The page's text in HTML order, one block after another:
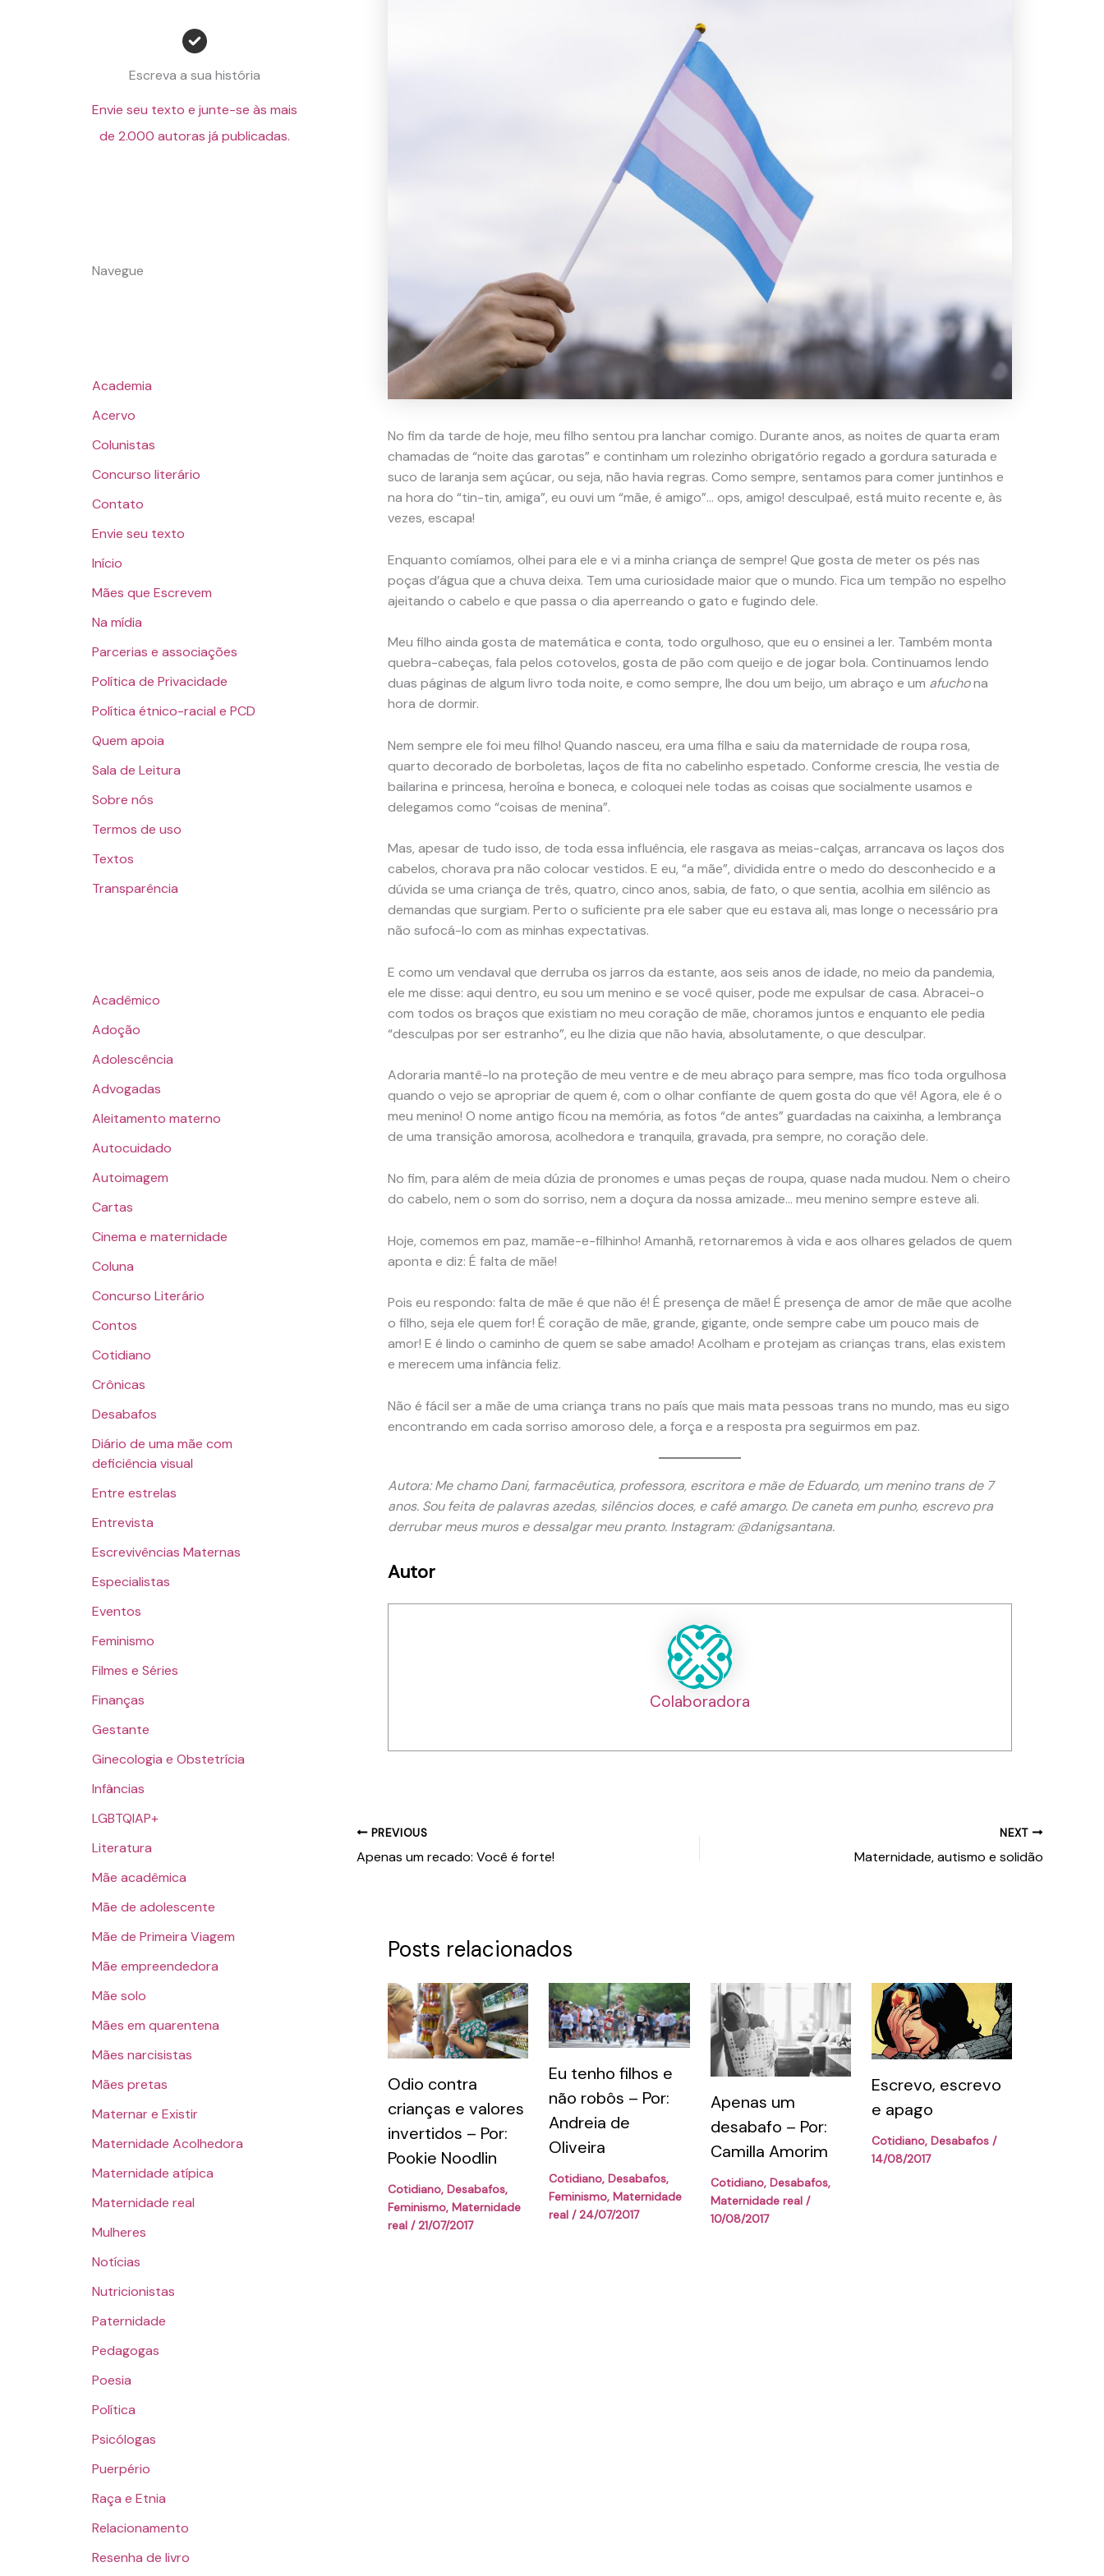
Escreva a sua história
Envie seu texto e junte-se às mais
de 2.000 autoras já publicadas.
Navegue
Academia
Acervo
Colunistas
Concurso literário
Contato
Envie seu texto
Início
Mães que Escrevem
Na mídia
Parcerias e associações
Política de Privacidade
Política étnico-racial e PCD
Quem apoia
Sala de Leitura
Sobre nós
Termos de uso
Textos
Transparência
Acadêmico
Adoção
Adolescência
Advogadas
Aleitamento materno
Autocuidado
Autoimagem
Cartas
Cinema e maternidade
Coluna
Concurso Literário
Contos
Cotidiano
Crônicas
Desabafos
Diário de uma mãe com
deficiência visual
Entre estrelas
Entrevista
Escrevivências Maternas
Especialistas
Eventos
Feminismo
Filmes e Séries
Finanças
Gestante
Ginecologia e Obstetrícia
Infâncias
LGBTQIAP+
Literatura
Mãe acadêmica
Mãe de adolescente
Mãe de Primeira Viagem
Mãe empreendedora
Mãe solo
Mães em quarentena
Mães narcisistas
Mães pretas
Maternar e Existir
Maternidade Acolhedora
Maternidade atípica
Maternidade real
Mulheres
Notícias
Nutricionistas
Paternidade
Pedagogas
Poesia
Política
Psicólogas
Puerpério
Raça e Etnia
Relacionamento
Resenha de livro
No fim da tarde de hoje, meu filho sentou pra lanchar comigo. Durante anos, as noites de quarta eram
chamadas de “noite das garotas” e continham um rolezinho obrigatório regado a gordura saturada e
suco de laranja sem açúcar, ou seja, não havia regras. Como sempre, sentamos para comer juntinhos e
na hora do “tin-tin, amiga”, eu ouvi um “mãe, é amigo”… ops, amigo! desculpaê, está muito recente e, às
vezes, escapa!
Enquanto comíamos, olhei para ele e vi a minha criança de sempre! Que gosta de meter os pés nas
poças d’água que a chuva deixa. Tem uma curiosidade maior que o mundo. Fica um tempão no espelho
ajeitando o cabelo e que passa o dia aperreando o gato e fugindo dele.
Meu filho ainda gosta de matemática e conta, todo orgulhoso, que eu o ensinei a ler. Também monta
quebra-cabeças, fala pelos cotovelos, gosta de pão com queijo e de jogar bola. Continuamos lendo
duas páginas de algum livro toda noite, e como sempre, lhe dou um beijo, um abraço e um afuchona
hora de dormir.
Nem sempre ele foi meu filho! Quando nasceu, era uma filha e saiu da maternidade de roupa rosa,
quarto decorado de borboletas, laços de fita no cabelinho espetado. Conforme crescia, lhe vestia de
bailarina e princesa, heroína e boneca, e coloquei nele todas as coisas que socialmente usamos e
delegamos como “coisas de menina”.
Mas, apesar de tudo isso, de toda essa influência, ele rasgava as meias-calças, arrancava os laços dos
cabelos, chorava pra não colocar vestidos. E eu, “a mãe”, dividida entre o medo do desconhecido e a
dúvida se uma criança de três, quatro, cinco anos, sabia, de fato, o que sentia, acolhia em silêncio as
demandas que surgiam. Perto o suficiente pra ele saber que eu estava ali, mas longe o necessário pra
não sufocá-lo com as minhas expectativas.
E como um vendaval que derruba os jarros da estante, aos seis anos de idade, no meio da pandemia,
ele me disse: aqui dentro, eu sou um menino e se você quiser, pode me expulsar de casa. Abracei-o
com todos os braços que existiam no meu coração de mãe, choramos juntos e enquanto ele pedia
“desculpas por ser estranho”, eu lhe dizia que não havia, absolutamente, o que desculpar.
Adoraria mantê-lo na proteção de meu ventre e de meu abraço para sempre, mas fico toda orgulhosa
quando o vejo se apropriar de quem é, com o olhar confiante de quem gosta do que vê! Agora, ele é o
meu menino! O nome antigo ficou na memória, as fotos “de antes” guardadas na caixinha, a lembrança
de uma transição amorosa, acolhedora e tranquila, gravada, pra sempre, no coração dele.
No fim, para além de meia dúzia de pronomes e umas peças de roupa, quase nada mudou. Nem o cheiro
do cabelo, nem o som do sorriso, nem a doçura da nossa amizade… meu menino sempre esteve ali.
Hoje, comemos em paz, mamãe-e-filhinho! Amanhã, retornaremos à vida e aos olhares gelados de quem
aponta e diz: É falta de mãe!
Pois eu respondo: falta de mãe é que não é! É presença de mãe! É presença de amor de mãe que acolhe
o filho, seja ele quem for! É coração de mãe, grande, gigante, onde sempre cabe um pouco mais de
amor! E é lindo o caminho de quem se sabe amado! Acolham e protejam as crianças trans, elas existem
e merecem uma infância feliz.
Não é fácil ser a mãe de uma criança trans no país que mais mata pessoas trans no mundo, mas eu sigo
encontrando em cada sorriso amoroso dele, a força e a resposta pra seguirmos em paz.
Autora: Me chamo Dani, farmacêutica, professora, escritora e mãe de Eduardo, um menino trans de 7
anos. Sou feita de palavras azedas, silêncios doces, e café amargo. De caneta em punho, escrevo pra
derrubar meus muros e dessalgar meu pranto. Instagram: @danigsantana.
Autor
Colaboradora
PREVIOUS
Apenas um recado: Você é forte!
NEXT
Maternidade, autismo e solidão
Posts relacionados
Odio contra
crianças e valores
invertidos – Por:
Pookie Noodlin
Cotidiano, Desabafos,
Feminismo, Maternidade
real /21/07/2017
Eu tenho filhos e
não robôs – Por:
Andreia de
Oliveira
Cotidiano,Desabafos,
Feminismo,Maternidade
real /24/07/2017
Apenas um
desabafo – Por:
Camilla Amorim
Cotidiano, Desabafos,
Maternidade real/
10/08/2017
Escrevo, escrevo
e apago
Cotidiano, Desabafos/
14/08/2017